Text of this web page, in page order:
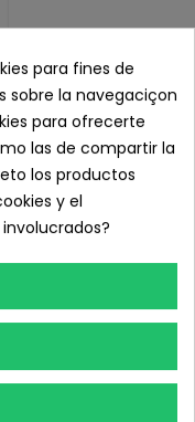
para fines de
sobre la navegaciçon
para ofrecerte
las de compartir la
los productos
y el